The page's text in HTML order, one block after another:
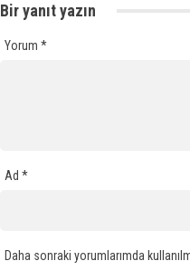
Bir yanıt yazın
Yorum *
Ad *
Daha sonraki yorumlarımda